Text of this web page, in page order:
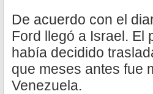
De acuerdo con el
Ford llegó a Israel. El
había decidido
que meses antes fue
Venezuela.